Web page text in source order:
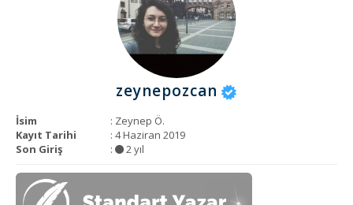
KURUMSAL
zeynepozcan
İsim
: Zeynep Ö.
Kayıt Tarihi
: 4 Haziran 2019
Son Giriş
: 2 yıl